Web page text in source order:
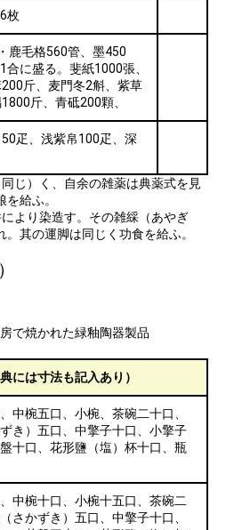
枚
鹿毛格560管、墨450
に盛る。斐紙1000張、
斤、麦門冬2斛、紫草
斤、青砥200顆、
疋、浅紫帛100疋、深
じ）く、自余の雑薬は典薬式を見
給ふ。
より染造す。その雑綵（あやぎ
其の運脚は同じく功食を給ふ。
で焼かれた緑釉陶器製品
には寸法も記入あり）
中椀五口、小椀、茶碗二十口、
き）五口、中擎子十口、小擎子
十口、花形鹽（塩）杯十口、瓶
中椀十口、小椀十五口、茶碗二
さかずき）五口、中擎子十口、